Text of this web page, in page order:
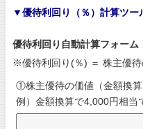
▼優待利回り（％）計算ツー
優待利回り自動計算フォーム
※優待利回り(％) ＝ 株主優
①株主優待の価値（金額換算
例）金額換算で4,000円相当